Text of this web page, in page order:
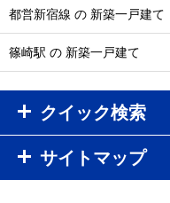
都営新宿線 の 新築一戸建て
篠崎駅 の 新築一戸建て
クイック検索
サイトマップ